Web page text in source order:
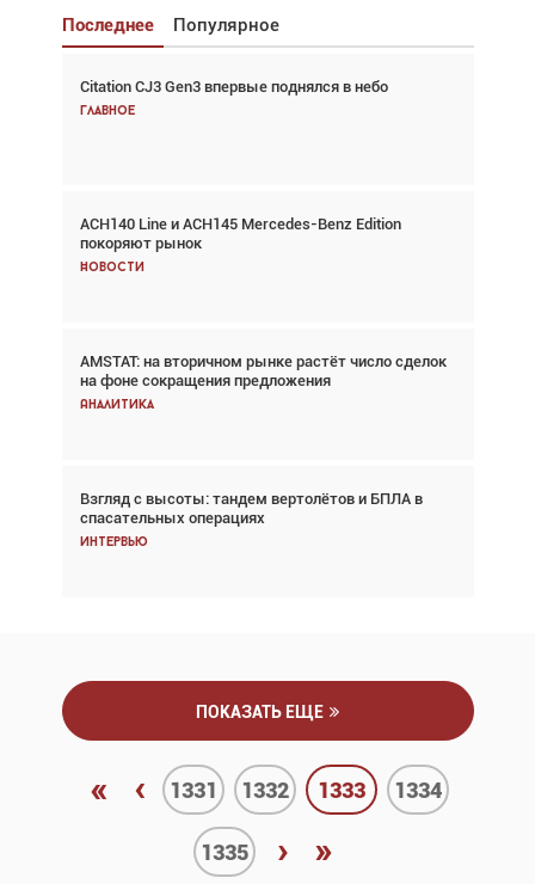
Последнее Популярное
Citation CJ3 Gen3 впервые поднялся в небо
Главное
ACH140 Line и ACH145 Mercedes-Benz Edition
покоряют рынок
Новости
AMSTAT: на вторичном рынке растёт число сделок
на фоне сокращения предложения
Аналитика
Взгляд с высоты: тандем вертолётов и БПЛА в
спасательных операциях
Интервью
Взгляд с высоты: тандем вертолётов и БПЛА в
спасательных операциях
Авиационный фотограф Дэйв Кох: «Фотография
говорит сама за себя... а ИИ всё портит»
Новости
В городах чемпионата мира наблюдался подъём,
хотя общий трафик снизился
Аналитика
Частный самолёт – это актив. Подходите к
покупке соответствующим образом
Интервью
ПОКАЗАТЬ ЕЩЕ
« ‹ 1331 1332 1333 1334
1335 › »